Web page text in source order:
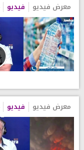
معرض فيديو فيديو
معرض فيديو فيديو